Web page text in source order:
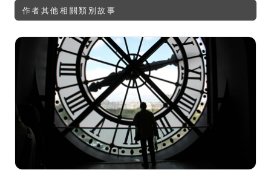
作者其他相關類別故事